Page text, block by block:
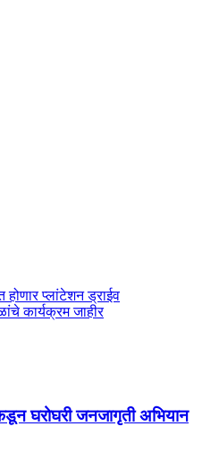
होणार प्लांटेशन ड्राईव
कार्यक्रम जाहीर
घरोघरी जनजागृती अभियान